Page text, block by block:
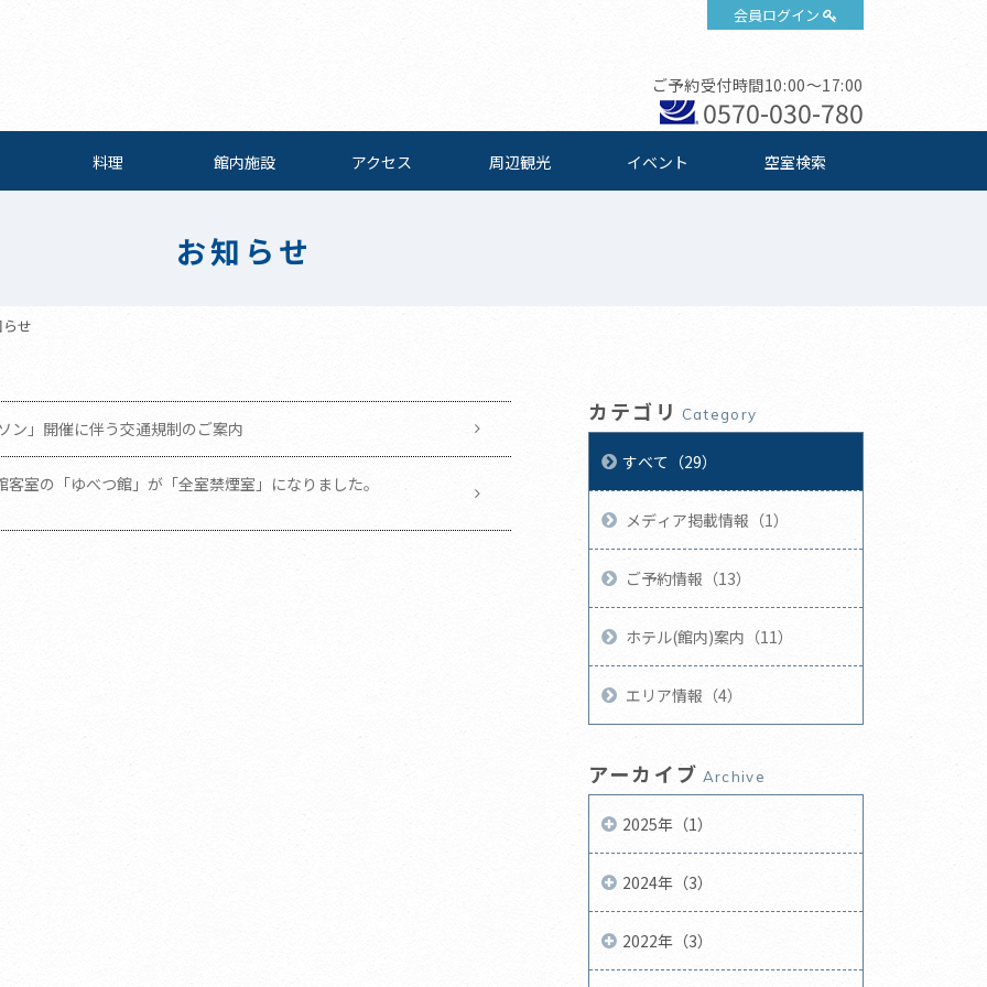
会員ログイン
ご予約受付時間10:00～17:00
0570-030-780
料理 館内施設 アクセス 周辺観光 イベント 空室検索
お知らせ
せ
ン」開催に伴う交通規制のご案内
客室の「ゆべつ館」が「全室禁煙室」になりました。
カテゴリ Category
すべて（29）
メディア掲載情報（1）
ご予約情報（13）
ホテル(館内)案内（11）
エリア情報（4）
アーカイブ Archive
2025年（1）
2024年（3）
2022年（3）